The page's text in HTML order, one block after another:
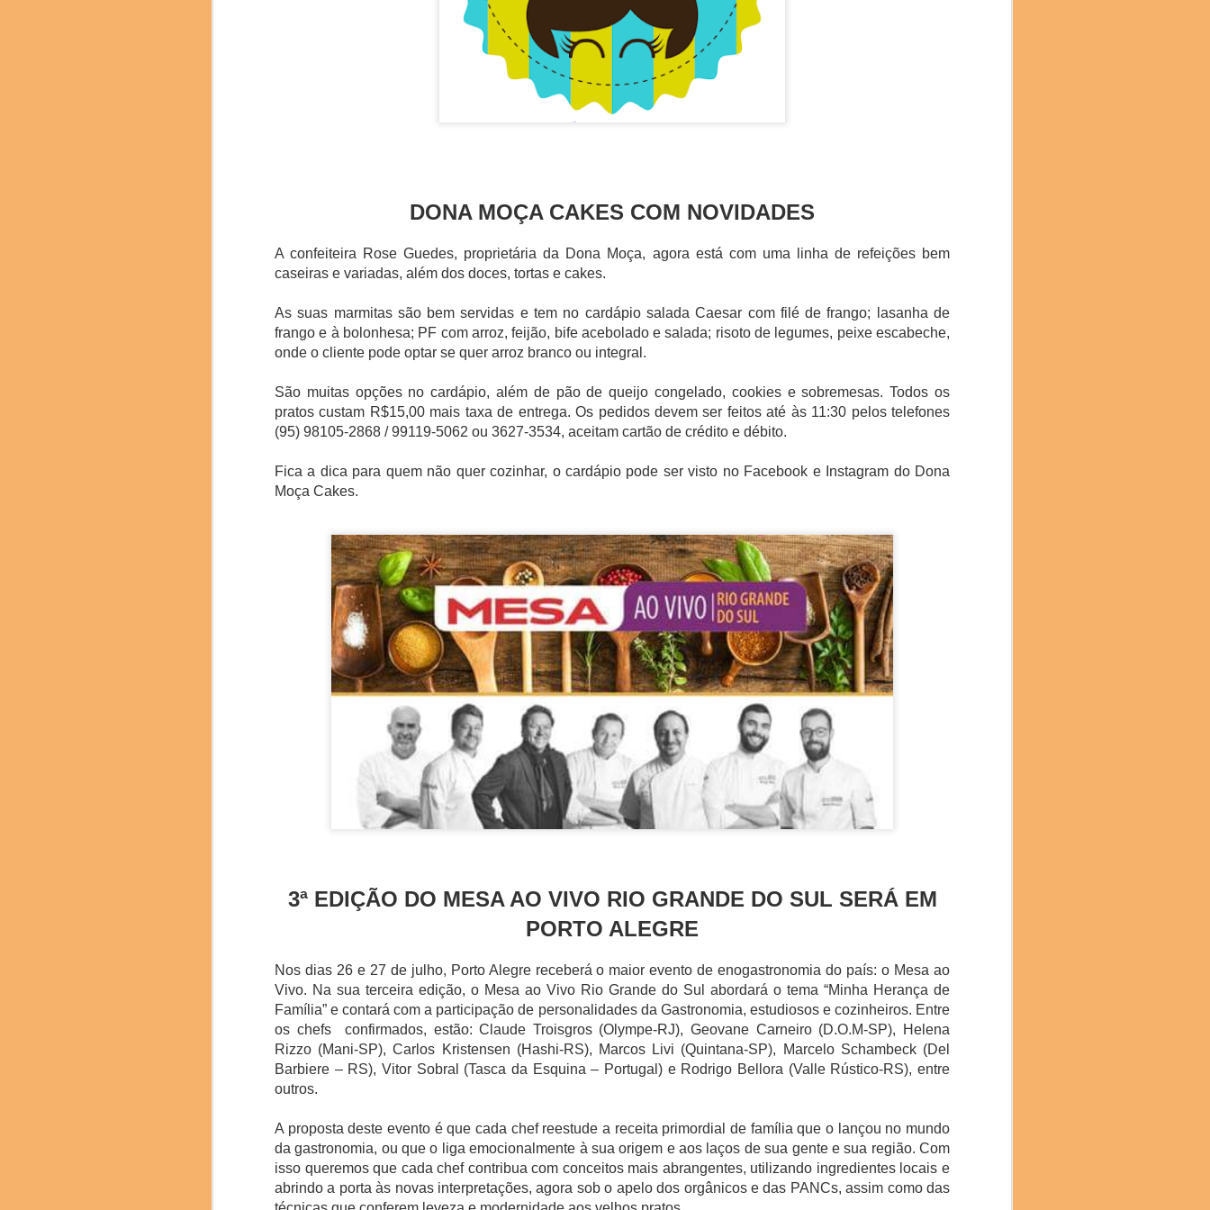
DONA MOÇA CAKES COM NOVIDADES
A confeiteira Rose Guedes, proprietária da Dona Moça, agora está com uma linha de refeições bem
caseiras e variadas, além dos doces, tortas e cakes.
As suas marmitas são bem servidas e tem no cardápio salada Caesar com filé de frango; lasanha de
frango e à bolonhesa; PF com arroz, feijão, bife acebolado e salada; risoto de legumes, peixe escabeche,
onde o cliente pode optar se quer arroz branco ou integral.
São muitas opções no cardápio, além de pão de queijo congelado, cookies e sobremesas. Todos os
pratos custam R$15,00 mais taxa de entrega. Os pedidos devem ser feitos até às 11:30 pelos telefones
(95) 98105-2868 / 99119-5062 ou 3627-3534, aceitam cartão de crédito e débito.
Fica a dica para quem não quer cozinhar, o cardápio pode ser visto no Facebook e Instagram do Dona
Moça Cakes.
3ª EDIÇÃO DO MESA AO VIVO RIO GRANDE DO SUL SERÁ EM
PORTO ALEGRE
Nos dias 26 e 27 de julho, Porto Alegre receberá o maior evento de enogastronomia do país: o Mesa ao
Vivo. Na sua terceira edição, o Mesa ao Vivo Rio Grande do Sul abordará o tema “Minha Herança de
Família” e contará com a participação de personalidades da Gastronomia, estudiosos e cozinheiros. Entre
os chefs confirmados, estão: Claude Troisgros (Olympe-RJ), Geovane Carneiro (D.O.M-SP), Helena
Rizzo (Mani-SP), Carlos Kristensen (Hashi-RS), Marcos Livi (Quintana-SP), Marcelo Schambeck (Del
Barbiere – RS), Vitor Sobral (Tasca da Esquina – Portugal) e Rodrigo Bellora (Valle Rústico-RS), entre
outros.
A proposta deste evento é que cada chef reestude a receita primordial de família que o lançou no mundo
da gastronomia, ou que o liga emocionalmente à sua origem e aos laços de sua gente e sua região. Com
isso queremos que cada chef contribua com conceitos mais abrangentes, utilizando ingredientes locais e
abrindo a porta às novas interpretações, agora sob o apelo dos orgânicos e das PANCs, assim como das
texturas. Com a coordenação de Harold McGee, Kumiko Ninomiya (Centro de Informações Umami), Hiroya Kawasaki
(Cientista Ajinomoto) e os chefs Takuji Takahashi (Restaurante Kinobu), Motokazu Nakamura (Restaurante Isshi
Soden Nakamura), Mitsuru Saiki (Restaurante Jikssinbo Saiki).
Chef catalão Ferran Adrià e delegação do Japão
pesquisadora Denise Rohnelt Araujo (RR), e da dra. Camila Landi da Universidade Mackenzie (SP). Nas palestras da
chef confeiteira Giuliana Cupini (SP), que também apresentou um workshop sobre as texturas do cupuaçu e a
neuroconfeitaria; a chef Angelica Vitali (SP), referência no Brasil de cozinha molecular; e no Brunch tivemos uma
mesa com degustação com diversos produtos da mandioca e jambu das marcas Manioca e Sinimbu do Pará, e as
jujubas de cupuaçu da Yu’ PrimaVera de Roraima.
Delegação brasileira e o brunch com ingredientes da Amazônia
Os números do evento desde 2019, já foram cinco edições, 210 especialistas, 32 nacionalidades, 196 Apresentações,
16 Mesas Redondas, 28 Mesas de Trabalho, 36 Workshops, 29 Delegações.
Na sessão de encerramento do Congresso foi feita a apresentação da Região Mundial de Gastronomia da Catalunha
2025 e a apresentação dos novos membros honorários, onde a pesquisadora Denise Rohnelt Araujo de Roraima foi